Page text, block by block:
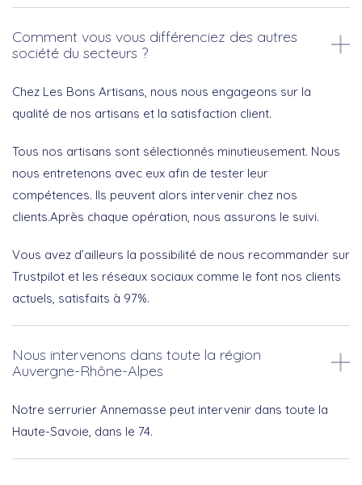
Comment vous vous différenciez des autres
société du secteurs ?
Chez Les Bons Artisans, nous nous engageons sur la
qualité de nos artisans et la satisfaction client.
Tous nos artisans sont sélectionnés minutieusement. Nous
nous entretenons avec eux afin de tester leur
compétences. Ils peuvent alors intervenir chez nos
clients.Après chaque opération, nous assurons le suivi.
Vous avez d’ailleurs la possibilité de nous recommander sur
Trustpilot et les réseaux sociaux comme le font nos clients
actuels, satisfaits à 97%.
Nous intervenons dans toute la région
Auvergne-Rhône-Alpes
Notre serrurier Annemasse peut intervenir dans toute la
Haute-Savoie, dans le 74.